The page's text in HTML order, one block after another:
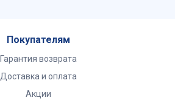
Покупателям
Гарантия возврата
Доставка и оплата
Акции